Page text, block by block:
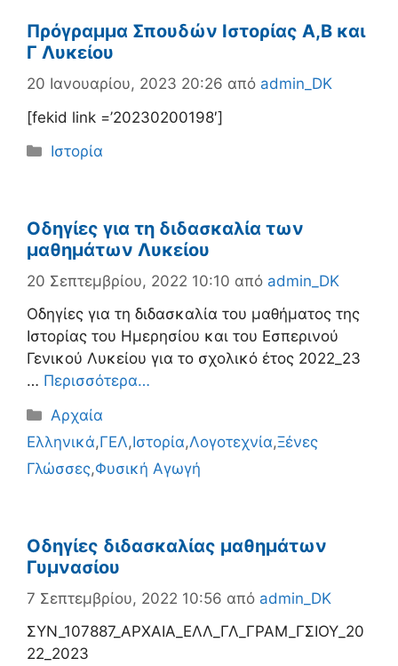
Πρόγραμμα Σπουδών Ιστορίας Α,Β και
Γ Λυκείου
20 Ιανουαρίου, 2023 20:26 από admin_DK
[fekid link =’20230200198′]
Κατηγορίες
Ιστορία
Οδηγίες για τη διδασκαλία των
μαθημάτων Λυκείου
20 Σεπτεμβρίου, 2022 10:10 από admin_DK
Οδηγίες για τη διδασκαλία του μαθήματος της
Ιστορίας του Ημερησίου και του Εσπερινού
Γενικού Λυκείου για το σχολικό έτος 2022_23
… Περισσότερα…
Κατηγορίες
Αρχαία
Ελληνικά,ΓΕΛ,Ιστορία,Λογοτεχνία,Ξένες
Γλώσσες,Φυσική Αγωγή
Οδηγίες διδασκαλίας μαθημάτων
Γυμνασίου
7 Σεπτεμβρίου, 2022 10:56 από admin_DK
ΣΥΝ_107887_ΑΡΧΑΙΑ_ΕΛΛ_ΓΛ_ΓΡΑΜ_ΓΣΙΟΥ_20
22_2023